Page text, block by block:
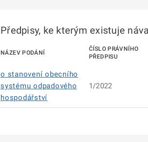
Předpisy, ke kterým existuje
NÁZEV PODÁNÍ
ČÍSLO PRÁVNÍHO
PŘEDPISU
o stanovení obecního
systému odpadového
hospodářství
1/2022